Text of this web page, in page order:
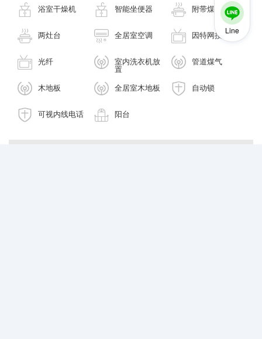
Line
浴室干燥机 智能坐便器 附带煤气灶
两灶台 全居室空调 因特网接入
光纤 室内洗衣机放
置
管道煤气
木地板 全居室木地板 自动锁
可视内线电话 阳台